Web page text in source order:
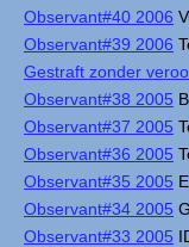
Observant#40 2006
Observant#39 2006
Gestraft zonder
Observant#38 2005
Observant#37 2005
Observant#36 2005
Observant#35 2005
Observant#34 2005
Observant#33 2005